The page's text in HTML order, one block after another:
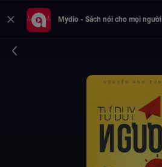
Mydio - Sách nói cho mọi người